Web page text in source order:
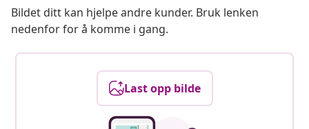
Bildet ditt kan hjelpe andre kunder. Bruk lenken
nedenfor for å komme i gang.
Last opp bilde